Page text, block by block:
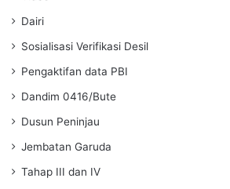
Dairi
Sosialisasi Verifikasi Desil
Pengaktifan data PBI
Dandim 0416/Bute
Dusun Peninjau
Jembatan Garuda
Tahap III dan IV